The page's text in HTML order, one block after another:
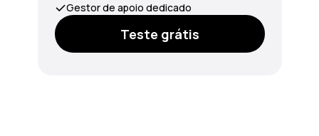
Gestor de apoio dedicado
Teste grátis